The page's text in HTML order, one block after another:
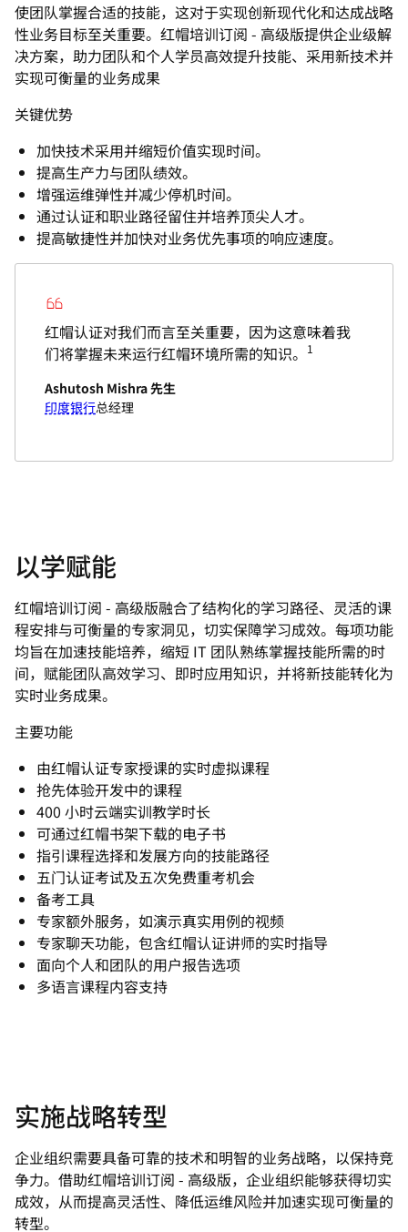
使团队掌握合适的技能，这对于实现创新现代化和达成战略
性业务目标至关重要。红帽培训订阅 - 高级版提供企业级解
决方案，助力团队和个人学员高效提升技能、采用新技术并
实现可衡量的业务成果
关键优势
加快技术采用并缩短价值实现时间。
提高生产力与团队绩效。
增强运维弹性并减少停机时间。
通过认证和职业路径留住并培养顶尖人才。
提高敏捷性并加快对业务优先事项的响应速度。
红帽认证对我们而言至关重要，因为这意味着我
们将掌握未来运行红帽环境所需的知识。
1
Ashutosh Mishra 先生
印度银行总经理
以学赋能
红帽培训订阅 - 高级版融合了结构化的学习路径、灵活的课
程安排与可衡量的专家洞见，切实保障学习成效。每项功能
均旨在加速技能培养，缩短 IT 团队熟练掌握技能所需的时
间，赋能团队高效学习、即时应用知识，并将新技能转化为
实时业务成果。
主要功能
由红帽认证专家授课的实时虚拟课程
抢先体验开发中的课程
400 小时云端实训教学时长
可通过红帽书架下载的电子书
指引课程选择和发展方向的技能路径
五门认证考试及五次免费重考机会
备考工具
专家额外服务，如演示真实用例的视频
专家聊天功能，包含红帽认证讲师的实时指导
面向个人和团队的用户报告选项
多语言课程内容支持
实施战略转型
企业组织需要具备可靠的技术和明智的业务战略，以保持竞
争力。借助红帽培训订阅 - 高级版，企业组织能够获得切实
成效，从而提高灵活性、降低运维风险并加速实现可衡量的
转型。